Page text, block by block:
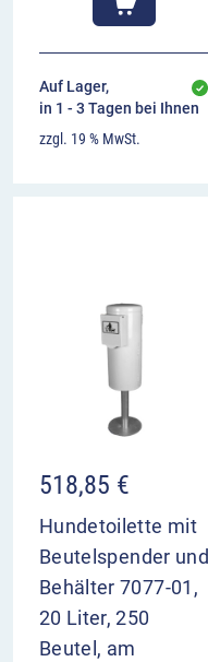
Auf Lager,
in 1 - 3 Tagen bei Ihnen
zzgl. 19 % MwSt.
518,85 €
Hundetoilette mit
Beutelspender und
Behälter 7077-01,
20 Liter, 250
Beutel, am